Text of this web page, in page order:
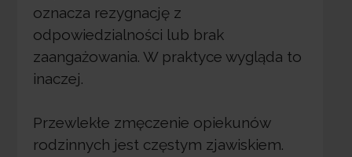
oznacza rezygnację z
odpowiedzialności lub brak
zaangażowania. W praktyce wygląda to
inaczej.
Przewlekłe zmęczenie opiekunów
rodzinnych jest częstym zjawiskiem.